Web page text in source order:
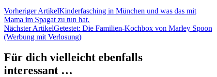
Vorheriger ArtikelKinderfasching in München und was das mit
Mama im Spagat zu tun hat.
Nächster ArtikelGetestet: Die Familien-Kochbox von Marley Spoon
(Werbung mit Verlosung)
Für dich vielleicht ebenfalls
interessant …